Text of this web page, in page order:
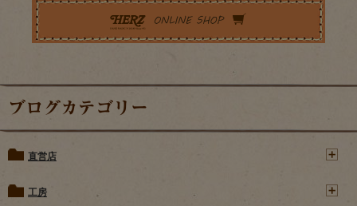
ブログカテゴリー
直営店
工房